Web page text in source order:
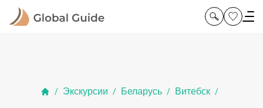
/ Экскурсии / Беларусь / Витебск /